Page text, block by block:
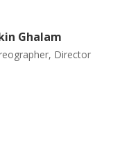
Ghalam
Director